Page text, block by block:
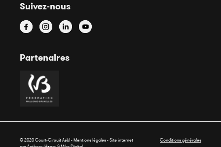
Suivez-nous
Partenaires
© 2020 Court-Circuit Asbl - Mentions légales - Site internet
Conditions générales